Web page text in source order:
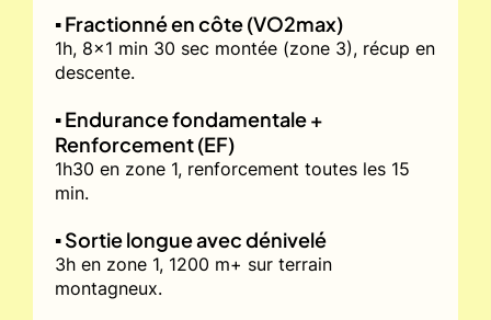
▪️ Fractionné en côte (VO2max)
1h, 8x1 min 30 sec montée (zone 3), récup en
descente.
▪️ Endurance fondamentale +
Renforcement (EF)
1h30 en zone 1, renforcement toutes les 15
min.
▪️ Sortie longue avec dénivelé
3h en zone 1, 1200 m+ sur terrain
montagneux.